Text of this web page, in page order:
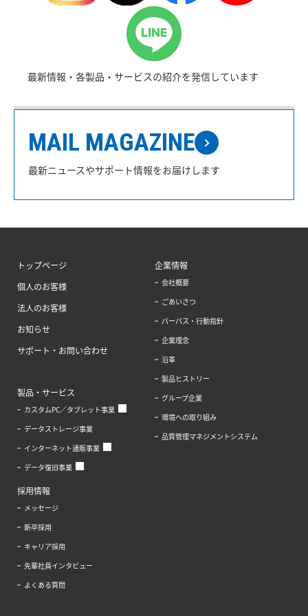
最新情報・各製品・サービスの紹介を発信しています
MAIL MAGAZINE
最新ニュースやサポート情報をお届けします
トップページ
個人のお客様
法人のお客様
お知らせ
サポート・お問い合わせ
製品・サービス
カスタムPC／タブレット事業
データストレージ事業
インターネット通販事業
データ復旧事業
企業情報
会社概要
ごあいさつ
パーパス・行動指針
企業理念
沿革
製品ヒストリー
グループ企業
環境への取り組み
品質管理マネジメントシステム
採用情報
メッセージ
新卒採用
キャリア採用
先輩社員インタビュー
よくある質問